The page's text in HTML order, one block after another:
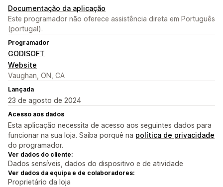
Documentação da aplicação
Este programador não oferece assistência direta em Português
(portugal).
Programador
GODISOFT
Website
Vaughan, ON, CA
Lançada
23 de agosto de 2024
Acesso aos dados
Esta aplicação necessita de acesso aos seguintes dados para
funcionar na sua loja. Saiba porquê na política de privacidade
do programador.
Ver dados do cliente:
Dados sensíveis, dados do dispositivo e de atividade
Ver dados da equipa e de colaboradores:
Proprietário da loja